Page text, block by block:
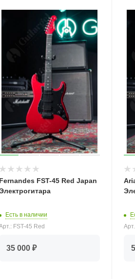
Fernandes FST-45 Red Japan
Есть в наличии
FST-45 Red
35 000 ₽